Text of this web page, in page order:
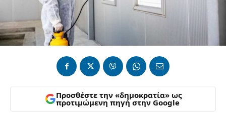
Προσθέστε την «δημοκρατία» ως
προτιμώμενη πηγή στην Google